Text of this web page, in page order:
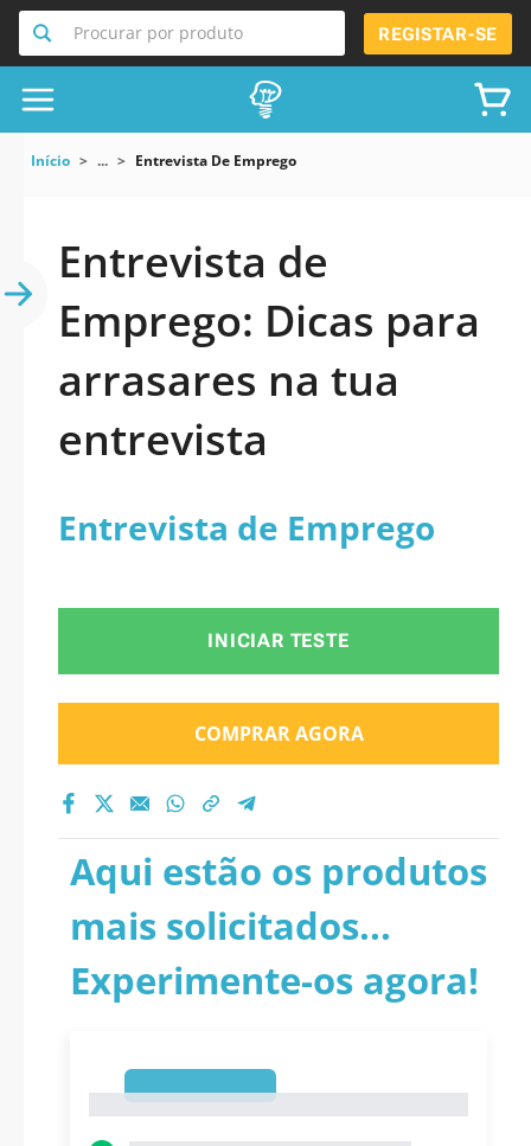
Procurar por produto REGISTAR-SE
Início ... Entrevista De Emprego
Entrevista de
Emprego: Dicas para
arrasares na tua
entrevista
Entrevista de Emprego
INICIAR TESTE
COMPRAR AGORA
Aqui estão os produtos
mais solicitados...
Experimente-os agora!